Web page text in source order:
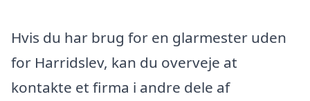
Hvis du har brug for en glarmester uden
for Harridslev, kan du overveje at
kontakte et firma i andre dele af